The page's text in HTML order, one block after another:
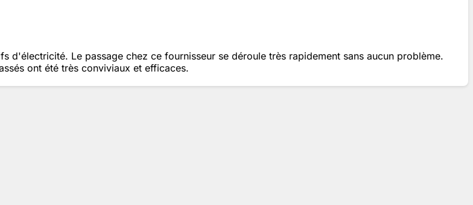
d'électricité. Le passage chez ce fournisseur se déroule très rapidement sans aucun problème.
ont été très conviviaux et efficaces.